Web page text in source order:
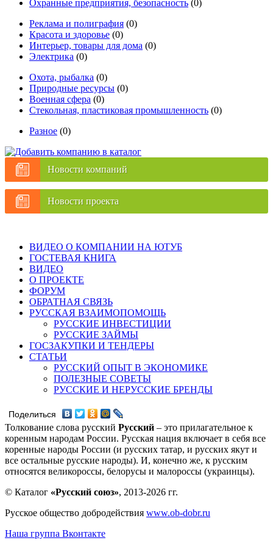
Охранные предприятия, безопасность (0)
Реклама и полиграфия (0)
Красота и здоровье (0)
Интерьер, товары для дома (0)
Электрика (0)
Охота, рыбалка (0)
Природные ресурсы (0)
Военная сфера (0)
Стекольная, пластиковая промышленность (0)
Разное (0)
Новости компаний
Новости проекта
ВИДЕО О КОМПАНИИ НА ЮТУБ
ГОСТЕВАЯ КНИГА
ВИДЕО
О ПРОЕКТЕ
ФОРУМ
ОБРАТНАЯ СВЯЗЬ
РУССКАЯ ВЗАИМОПОМОЩЬ
РУССКИЕ ИНВЕСТИЦИИ
РУССКИЕ ЗАЙМЫ
ГОСЗАКУПКИ И ТЕНДЕРЫ
СТАТЬИ
РУССКИЙ ОПЫТ В ЭКОНОМИКЕ
ПОЛЕЗНЫЕ СОВЕТЫ
РУССКИЕ И НЕРУССКИЕ БРЕНДЫ
Поделиться
Толкование слова русский Русский – это прилагательное к
коренным народам России. Русская нация включает в себя все
коренные народы России (и русских татар, и русских якут и
все остальные русские народы). И, конечно же, к русским
относятся великороссы, белорусы и малороссы (украинцы).
© Каталог «Русский союз», 2013-2026 гг.
Русское общество добродействия www.ob-dobr.ru
Наша группа Вконтакте